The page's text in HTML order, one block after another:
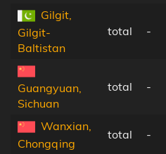
Gilgit,
Gilgit-
Baltistan
total -
Guangyuan,
Sichuan
total -
Wanxian,
Chongqing
total -